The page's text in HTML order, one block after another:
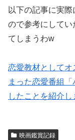
以下の記事に実
ので参考にして
てしまうわw
恋愛教材として
まった恋愛番組
したことを紹介し
映画鑑賞記録